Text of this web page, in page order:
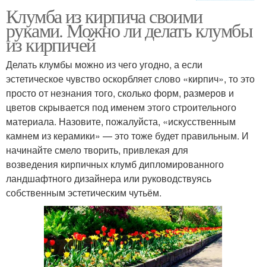
Прямоугольные клумбы Многоярусные клумбы
Кирпичные клумбы Одноуровневая клумба
Клумба из габионов Сложные клумбы
Клумбы из камней Места для клумбы
Клумба из кирпича своими
руками. Можно ли делать клумбы
из кирпичей
Делать клумбы можно из чего угодно, а если
эстетическое чувство оскорбляет слово «кирпич», то это
просто от незнания того, сколько форм, размеров и
цветов скрывается под именем этого строительного
материала. Назовите, пожалуйста, «искусственным
камнем из керамики» — это тоже будет правильным. И
начинайте смело творить, привлекая для
возведения кирпичных клумб дипломированного
ландшафтного дизайнера или руководствуясь
собственным эстетическим чутьём.